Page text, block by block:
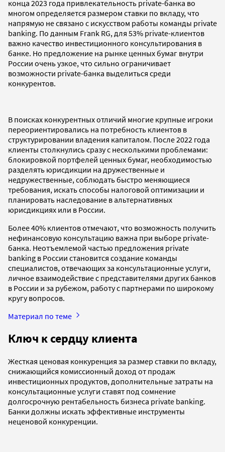
конца 2023 года привлекательность private-банка во
многом определяется размером ставки по вкладу, что
напрямую не связано с искусством работы команды private
banking. По данным Frank RG, для 53% private-клиентов
важно качество инвестиционного консультирования в
банке. Но предложение на рынке ценных бумаг внутри
России очень узкое, что сильно ограничивает
возможности private-банка выделиться среди
конкурентов.
В поисках конкурентных отличий многие крупные игроки
переориентировались на потребность клиентов в
структурировании владения капиталом. После 2022 года
клиенты столкнулись сразу с несколькими проблемами:
блокировкой портфелей ценных бумаг, необходимостью
разделять юрисдикции на дружественные и
недружественные, соблюдать быстро меняющиеся
требования, искать способы налоговой оптимизации и
планировать наследование в альтернативных
юрисдикциях или в России.
Более 40% клиентов отмечают, что возможность получить
нефинансовую консультацию важна при выборе private-
банка. Неотъемлемой частью предложения private
banking в России становится создание команды
специалистов, отвечающих за консультационные услуги,
личное взаимодействие с представителями других банков
в России и за рубежом, работу с парт­нерами по широкому
кругу вопросов.
Материал по теме
Ключ к сердцу клиента
Жесткая ценовая конкуренция за размер ставки по вкладу,
снижающийся комиссионный доход от продаж
инвестиционных продуктов, дополнительные затраты на
консультационные услуги ставят под сомнение
долгосрочную рентабельность бизнеса private banking.
Банки должны искать эффективные инструменты
неценовой конкуренции.